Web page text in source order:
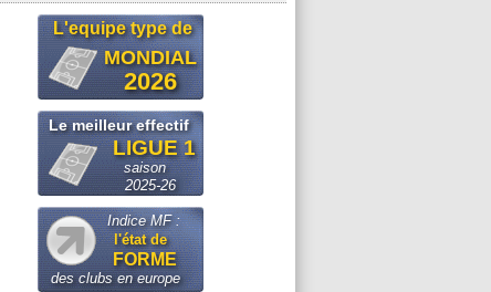
L'equipe type de
MONDIAL
2026
Le meilleur effectif
LIGUE 1
saison
2025-26
Indice MF :
l'état de
FORME
des clubs en europe